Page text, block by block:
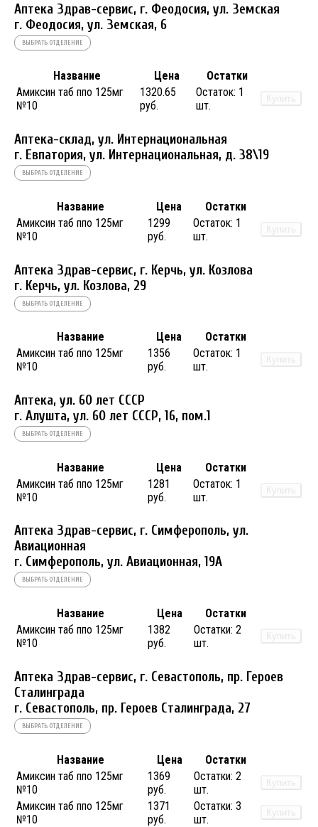
Аптека Здрав-сервис, г. Феодосия, ул. Земская
г. Феодосия, ул. Земская, 6
ВЫБРАТЬ ОТДЕЛЕНИЕ
Название Цена
Остатки
Амиксин таб ппо 125мг
№10
1320.65
руб.
Остаток: 1
шт.
Купить
Аптека-склад, ул. Интернациональная
г. Евпатория, ул. Интернациональная, д. 38\19
ВЫБРАТЬ ОТДЕЛЕНИЕ
Название Цена
Остатки
Амиксин таб ппо 125мг
№10
1299
руб.
Остаток: 1
шт.
Купить
Аптека Здрав-сервис, г. Керчь, ул. Козлова
г. Керчь, ул. Козлова, 29
ВЫБРАТЬ ОТДЕЛЕНИЕ
Название Цена
Остатки
Амиксин таб ппо 125мг
№10
1356
руб.
Остаток: 1
шт.
Купить
Аптека, ул. 60 лет СССР
г. Алушта, ул. 60 лет СССР, 16, пом.1
ВЫБРАТЬ ОТДЕЛЕНИЕ
Название Цена
Остатки
Амиксин таб ппо 125мг
№10
1281
руб.
Остаток: 1
шт.
Купить
Аптека Здрав-сервис, г. Симферополь, ул.
Авиационная
г. Симферополь, ул. Авиационная, 19А
ВЫБРАТЬ ОТДЕЛЕНИЕ
Название Цена
Остатки
Амиксин таб ппо 125мг
№10
1382
руб.
Остатки: 2
шт.
Купить
Аптека Здрав-сервис, г. Севастополь, пр. Героев
Сталинграда
г. Севастополь, пр. Героев Сталинграда, 27
ВЫБРАТЬ ОТДЕЛЕНИЕ
Название Цена
Остатки
Амиксин таб ппо 125мг
№10
1369
руб.
Остатки: 2
шт.
Купить
Амиксин таб ппо 125мг
№10
1371
руб.
Остатки: 3
шт.
Купить